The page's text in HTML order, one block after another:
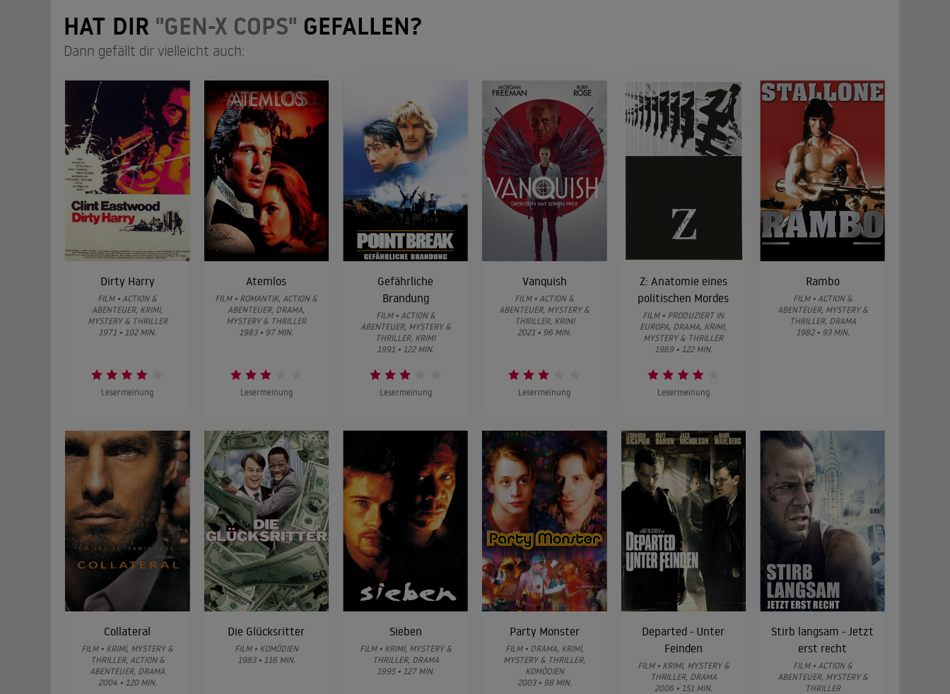
HAT DIR "GEN-X COPS" GEFALLEN?
Dann gefällt dir vielleicht auch:
Dirty Harry
FILM • ACTION &
ABENTEUER, KRIMI,
MYSTERY & THRILLER
1971 • 102 MIN.
Lesermeinung
Atemlos
FILM • ROMANTIK, ACTION &
ABENTEUER, DRAMA,
MYSTERY & THRILLER
1983 • 97 MIN.
Lesermeinung
Gefährliche
Brandung
FILM • ACTION &
ABENTEUER, MYSTERY &
THRILLER, KRIMI
1991 • 122 MIN.
Lesermeinung
Vanquish
FILM • ACTION &
ABENTEUER, MYSTERY &
THRILLER, KRIMI
2021 • 96 MIN.
Lesermeinung
Z: Anatomie eines
politischen Mordes
FILM • PRODUZIERT IN
EUROPA, DRAMA, KRIMI,
MYSTERY & THRILLER
1969 • 122 MIN.
Lesermeinung
Rambo
FILM • ACTION &
ABENTEUER, MYSTERY &
THRILLER, DRAMA
1982 • 93 MIN.
Collateral
FILM • KRIMI, MYSTERY &
THRILLER, ACTION &
ABENTEUER, DRAMA
2004 • 120 MIN.
Die Glücksritter
FILM • KOMÖDIEN
1983 • 116 MIN.
Sieben
FILM • KRIMI, MYSTERY &
THRILLER, DRAMA
1995 • 127 MIN.
Party Monster
FILM • DRAMA, KRIMI,
MYSTERY & THRILLER,
KOMÖDIEN
2003 • 98 MIN.
Departed - Unter
Feinden
FILM • KRIMI, MYSTERY &
THRILLER, DRAMA
2006 • 151 MIN.
Stirb langsam - Jetzt
erst recht
FILM • ACTION &
ABENTEUER, MYSTERY &
THRILLER